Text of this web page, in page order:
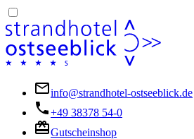
info@strandhotel-ostseeblick.de
+49 38378 54-0
Gutscheinshop